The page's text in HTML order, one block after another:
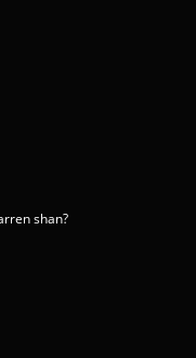
shan?